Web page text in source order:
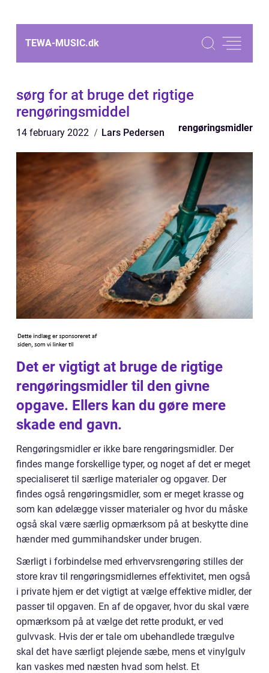
TEWA-MUSIC.dk
sørg for at bruge det rigtige
rengøringsmiddel
14 february 2022 Lars Pedersen rengøringsmidler
Det er vigtigt at bruge de rigtige
rengøringsmidler til den givne
opgave. Ellers kan du gøre mere
skade end gavn.
Rengøringsmidler er ikke bare rengøringsmidler. Der
findes mange forskellige typer, og noget af det er meget
specialiseret til særlige materialer og opgaver. Der
findes også rengøringsmidler, som er meget krasse og
som kan ødelægge visser materialer og hvor du måske
også skal være særlig opmærksom på at beskytte dine
hænder med gummihandsker under brugen.
Særligt i forbindelse med erhvervsrengøring stilles der
store krav til rengøringsmidlernes effektivitet, men også
i private hjem er det vigtigt at vælge effektive midler, der
passer til opgaven. En af de opgaver, hvor du skal være
opmærksom på at vælge det rette produkt, er ved
gulvvask. Hvis der er tale om ubehandlede trægulve
skal det have særligt plejende sæbe, mens et vinylgulv
kan vaskes med næsten hvad som helst. Et